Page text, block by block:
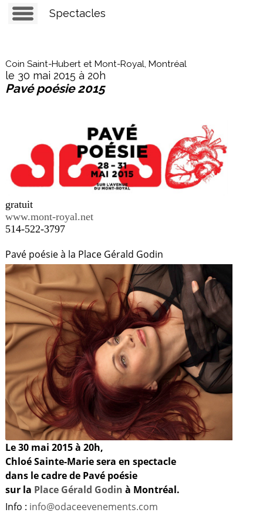
Coin Saint-Hubert et Mont-Royal, Montréal
le 30 mai 2015 à 20h
Pavé poésie 2015
gratuit
www.mont-royal.net
514-522-3797
Pavé poésie à la Place Gérald Godin
Le 30 mai 2015 à 20h,
Chloé Sainte-Marie sera en spectacle
dans le cadre de Pavé poésie
sur la Place Gérald Godin à Montréal.
Info : info@odaceevenements.com
Spectacles